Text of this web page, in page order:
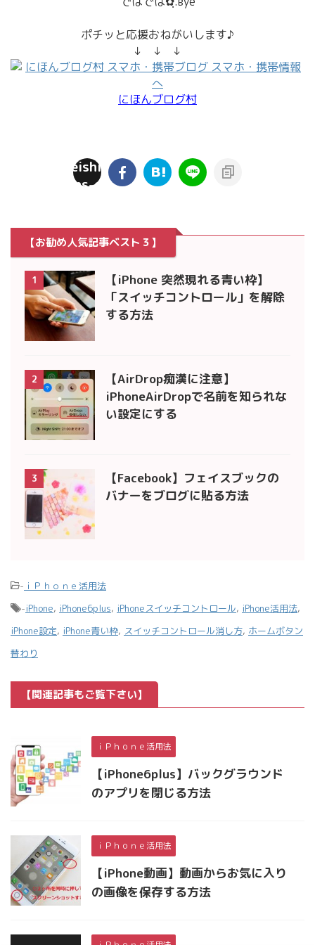
ポチッと応援おねがいします♪
↓ ↓ ↓
にほんブログ村
jyoseishien.com/public_html/inet/wp-
plugins/sns-count-cache/sns-count-
【お勧め人気記事ベスト３】
1
【iPhone 突然現れる青い枠】
「スイッチコントロール」を解除
する方法
2
【AirDrop痴漢に注意】
iPhoneAirDropで名前を知られな
い設定にする
3
【Facebook】フェイスブックの
バナーをブログに貼る方法
- ｉＰｈｏｎｅ活用法
-iPhone, iPhone6plus, iPhoneスイッチコントロール, iPhone活用法,
iPhone設定, iPhone青い枠, スイッチコントロール消し方, ホームボタン
替わり
【関連記事もご覧下さい】
ｉＰｈｏｎｅ活用法
【iPhone6plus】バックグラウンド
のアプリを閉じる方法
ｉＰｈｏｎｅ活用法
【iPhone動画】動画からお気に入り
の画像を保存する方法